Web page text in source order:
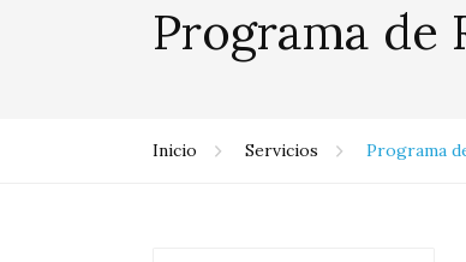
Programa de
Inicio Servicios Programa